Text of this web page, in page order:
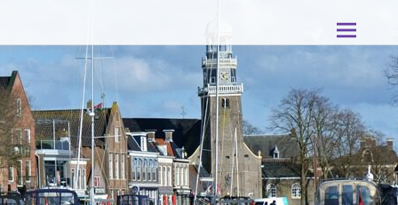
inhoud
Muziek en Zangvereniging Excelsior
Lemmer